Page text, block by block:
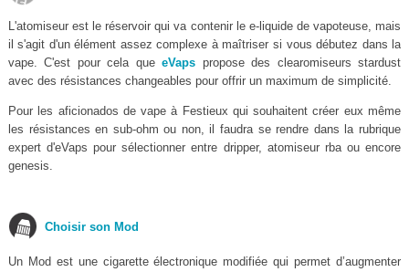
L'atomiseur est le réservoir qui va contenir le e-liquide de vapoteuse, mais
il s'agit d'un élément assez complexe à maîtriser si vous débutez dans la
vape. C'est pour cela queeVaps propose des clearomiseurs stardust
avec des résistances changeables pour offrir un maximum de simplicité.
Pour les aficionados de vape à Festieux qui souhaitent créer eux même
les résistances en sub-ohm ou non, il faudra se rendre dans la rubrique
expert d'eVaps pour sélectionner entre dripper, atomiseur rba ou encore
genesis.
Choisir son Mod
Un Mod est une cigarette électronique modifiée qui permet d’augmenter